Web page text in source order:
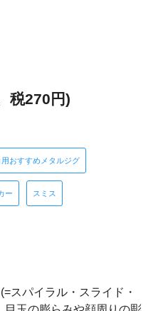
税270円)
用おすすめメタルジグ
ー スミス
スパイラル・スライド・